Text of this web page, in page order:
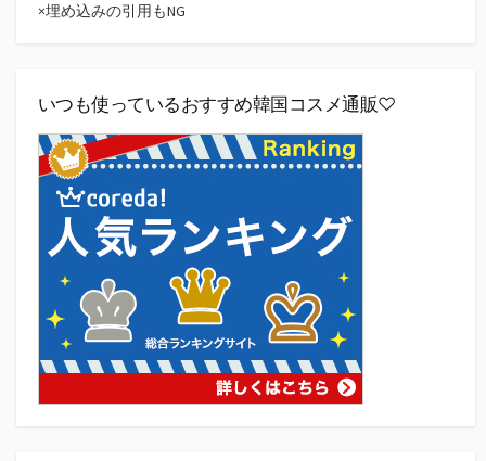
×埋め込みの引用もNG
いつも使っているおすすめ韓国コスメ通販♡